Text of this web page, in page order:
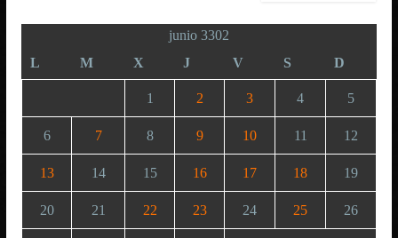
junio 3302
L
M X J V S D
1 2 3 4 5
6 7 8 9 10 11 12
13 14 15 16 17 18 19
20 21 22 23 24 25 26